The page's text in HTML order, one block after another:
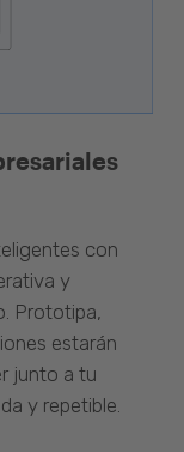
con
y
Prototipa,
estarán
junto a tu
y repetible.